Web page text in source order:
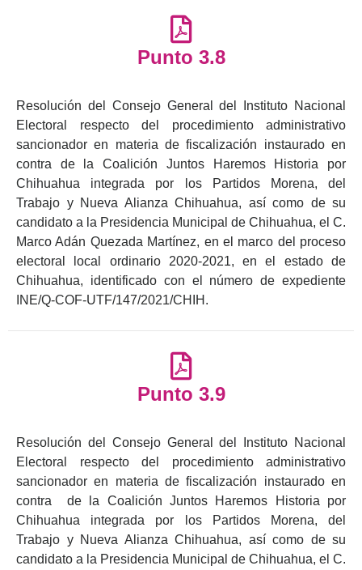
Punto 3.8
Resolución del Consejo General del Instituto Nacional
Electoral respecto del procedimiento administrativo
sancionador en materia de fiscalización instaurado en
contra de la Coalición Juntos Haremos Historia por
Chihuahua integrada por los Partidos Morena, del
Trabajo y Nueva Alianza Chihuahua, así como de su
candidato a la Presidencia Municipal de Chihuahua, el C.
Marco Adán Quezada Martínez, en el marco del proceso
electoral local ordinario 2020-2021, en el estado de
Chihuahua, identificado con el número de expediente
INE/Q-COF-UTF/147/2021/CHIH.
Punto 3.9
Resolución del Consejo General del Instituto Nacional
Electoral respecto del procedimiento administrativo
sancionador en materia de fiscalización instaurado en
contra de la Coalición Juntos Haremos Historia por
Chihuahua integrada por los Partidos Morena, del
Trabajo y Nueva Alianza Chihuahua, así como de su
candidato a la Presidencia Municipal de Chihuahua, el C.